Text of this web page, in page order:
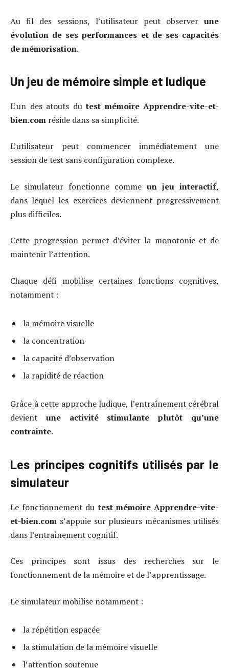
Au fil des sessions, l’utilisateur peut observer une
évolution de ses performances et de ses capacités
de mémorisation.
Un jeu de mémoire simple et ludique
L’un des atouts dutest mémoire Apprendre-vite-et-
bien.com réside dans sa simplicité.
L’utilisateur peut commencer immédiatement une
session de test sans configuration complexe.
Le simulateur fonctionne comme un jeu interactif,
dans lequel les exercices deviennent progressivement
plus difficiles.
Cette progression permet d’éviter la monotonie et de
maintenir l’attention.
Chaque défi mobilise certaines fonctions cognitives,
notamment :
la mémoire visuelle
la concentration
la capacité d’observation
la rapidité de réaction
Grâce à cette approche ludique, l’entraînement cérébral
devient une activité stimulante plutôt qu’une
contrainte.
Les principes cognitifs utilisés par le
simulateur
Le fonctionnement dutest mémoire Apprendre-vite-
et-bien.com s’appuie sur plusieurs mécanismes utilisés
dans l’entraînement cognitif.
Ces principes sont issus des recherches sur le
fonctionnement de la mémoire et de l’apprentissage.
Le simulateur mobilise notamment :
la répétition espacée
la stimulation de la mémoire visuelle
l’attention soutenue